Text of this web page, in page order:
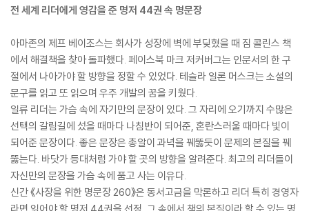
전 세계 리더에게 영감을 준 명저 44권 속 명문장
아마존의 제프 베이조스는 회사가 성장에 벽에 부딪혔을 때 짐 콜린스 책
에서 해결책을 찾아 돌파했다. 페이스북 마크 저커버그는 인문서의 한 구
절에서 나아가야 할 방향을 정할 수 있었다. 테슬라 일론 머스크는 소설의
문구를 읽고 또 읽으며 우주 개발의 꿈을 키웠다.
일류 리더는 가슴 속에 자기만의 문장이 있다. 그 자리에 오기까지 수많은
선택의 갈림길에 섰을 때마다 나침반이 되어준, 혼란스러울 때마다 빛이
되어준 문장이다. 좋은 문장은 총알이 과녁을 꿰뚫듯이 문제의 본질을 꿰
뚫는다. 바닷가 등대처럼 가야 할 곳의 방향을 알려준다. 최고의 리더들이
자신만의 문장을 가슴 속에 품고 사는 이유다.
신간 《사장을 위한 명문장 260》은 동서고금을 막론하고 리더 특히 경영자
라면 읽어야 할 명저 44권을 선정, 그 속에서 책의 본질이라 할 수 있는 명